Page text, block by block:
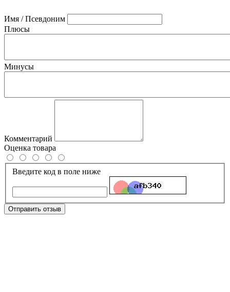
Имя / Псевдоним
Плюсы
Минусы
Комментарий
Оценка товара
Введите код в поле ниже
Отправить отзыв